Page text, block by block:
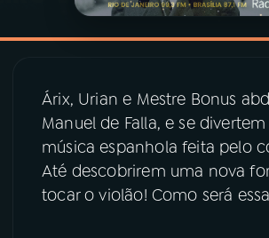
07 ÚLTIMAS
08PRÊMIO RÁDIO MEC
Árix, Urian e Mestre Bonus
Manuel de Falla, e se
música espanhola feita pelo
Até descobrirem uma nova
tocar o violão! Como será